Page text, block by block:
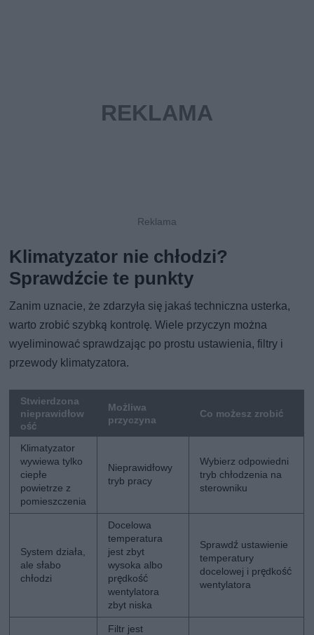
Klimatyzator nie chłodzi?
Sprawdźcie te punkty
Zanim uznacie, że zdarzyła się jakaś techniczna usterka,
warto zrobić szybką kontrolę. Wiele przyczyn można
wyeliminować sprawdzając po prostu ustawienia, filtry i
przewody klimatyzatora.
Stwierdzona
nieprawidłow
ość
Możliwa
przyczyna
Co możesz zrobić
Klimatyzator
wywiewa tylko
ciepłe
powietrze z
pomieszczenia
Nieprawidłowy
tryb pracy
Wybierz odpowiedni
tryb chłodzenia na
sterowniku
System działa,
ale słabo
chłodzi
Docelowa
temperatura
jest zbyt
wysoka albo
prędkość
wentylatora
zbyt niska
Sprawdź ustawienie
temperatury
docelowej i prędkość
wentylatora
Filtr jest